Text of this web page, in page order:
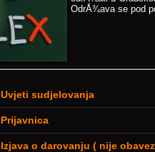
OdrÅ¾ava se pod
Uvjeti sudjelovanja
Prijavnica
Izjava o darovanju ( nije